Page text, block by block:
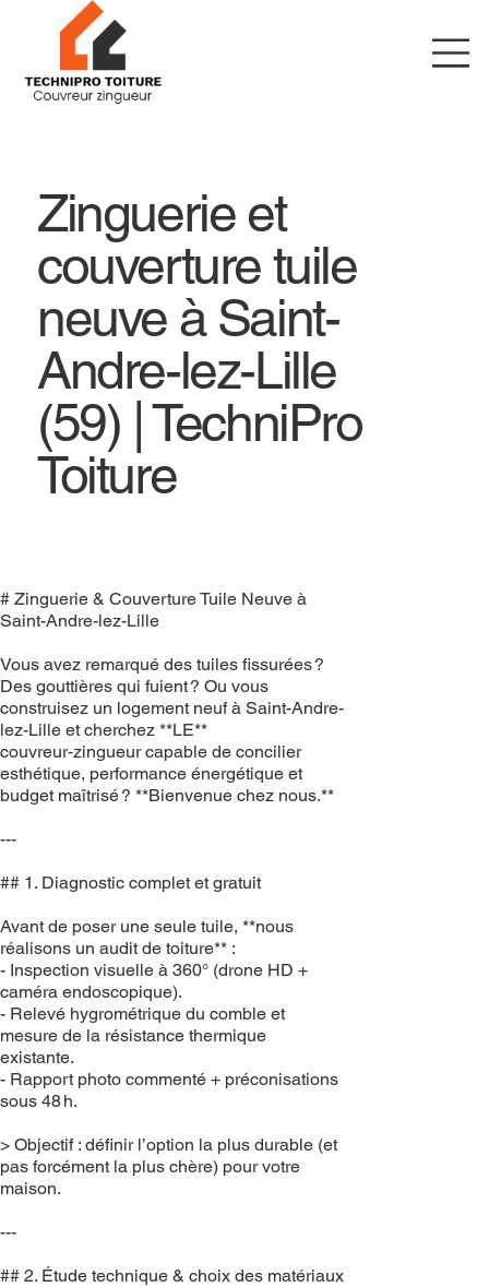
Zinguerie et
couverture tuile
neuve à Saint-
Andre-lez-Lille
(59) | TechniPro
Toiture
# Zinguerie & Couverture Tuile Neuve à
Saint-Andre-lez-Lille
Vous avez remarqué des tuiles fissurées ?
Des gouttières qui fuient ? Ou vous
construisez un logement neuf à Saint-Andre-
lez-Lille et cherchez **LE**
couvreur‑zingueur capable de concilier
esthétique, performance énergétique et
budget maîtrisé ? **Bienvenue chez nous.**
---
## 1. Diagnostic complet et gratuit
Avant de poser une seule tuile, **nous
réalisons un audit de toiture** :
- Inspection visuelle à 360° (drone HD +
caméra endoscopique).
- Relevé hygrométrique du comble et
mesure de la résistance thermique
existante.
- Rapport photo commenté + préconisations
sous 48 h.
> Objectif : définir l’option la plus durable (et
pas forcément la plus chère) pour votre
maison.
---
## 2. Étude technique & choix des matériaux